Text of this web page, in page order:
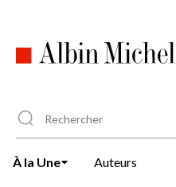
principal
À la Une Auteurs